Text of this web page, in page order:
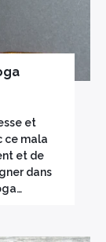
et
ce mala
et de
dans